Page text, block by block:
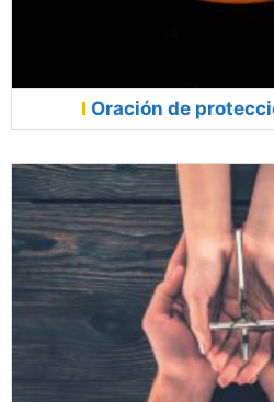
Oración de